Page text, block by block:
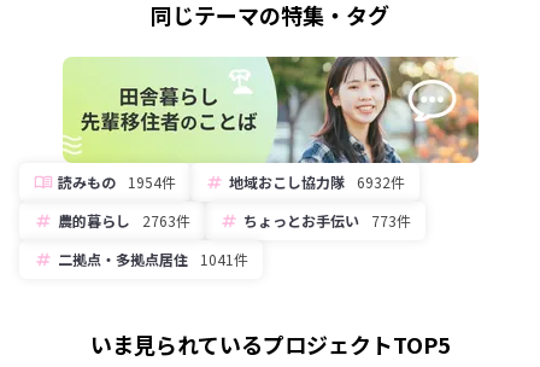
同じテーマの特集・タグ
読みもの 1954件 地域おこし協力隊
6932件
農的暮らし
2763件 ちょっとお手伝い
773件
二拠点・多拠点居住
1041件
いま見られているプロジェクトTOP5